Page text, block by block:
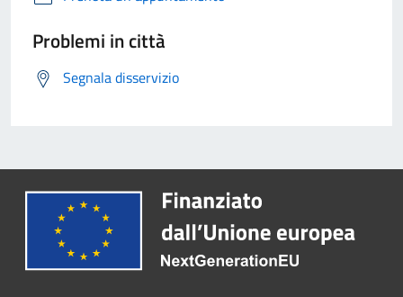
Problemi in città
Segnala disservizio